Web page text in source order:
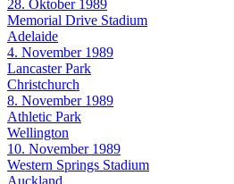
28. Oktober 1989
Memorial Drive Stadium
Adelaide
4. November 1989
Lancaster Park
Christchurch
8. November 1989
Athletic Park
Wellington
10. November 1989
Western Springs Stadium
Auckland